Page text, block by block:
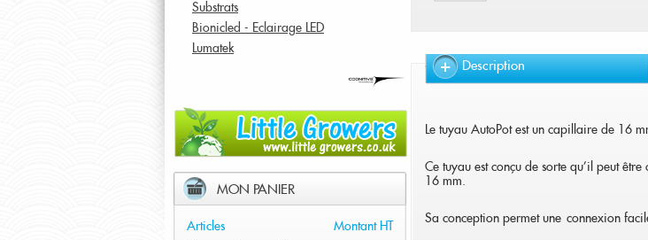
Description
Le tuyau AutoPot est un capillaire de 16
Ce tuyau est conçu de sorte qu'il peut être
16 mm.
Sa conception permet une connexion
Substrats
Bionicled - Eclairage LED
Lumatek
MON PANIER
Articles
Montant HT